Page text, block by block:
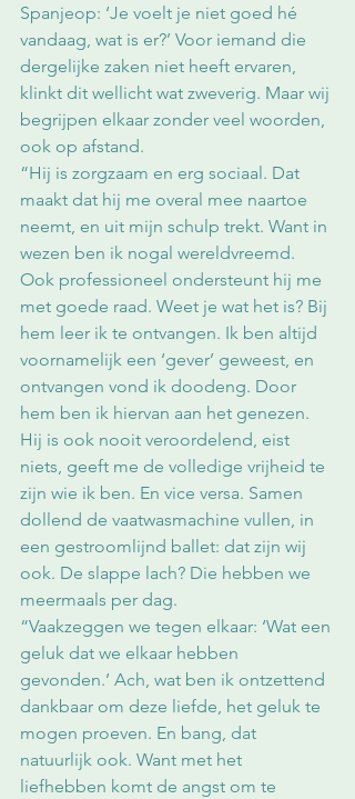
Spanjeop: ‘Je voelt je niet goed hé
vandaag, wat is er?’ Voor iemand die
dergelijke zaken niet heeft ervaren,
klinkt dit wellicht wat zweverig. Maar wij
begrijpen elkaar zonder veel woorden,
ook op afstand.
“Hij is zorgzaam en erg sociaal. Dat
maakt dat hij me overal mee naartoe
neemt, en uit mijn schulp trekt. Want in
wezen ben ik nogal wereldvreemd.
Ook professioneel ondersteunt hij me
met goede raad. Weet je wat het is? Bij
hem leer ik te ontvangen. Ik ben altijd
voornamelijk een ‘gever’ geweest, en
ontvangen vond ik doodeng. Door
hem ben ik hiervan aan het genezen.
Hij is ook nooit veroordelend, eist
niets, geeft me de volledige vrijheid te
zijn wie ik ben. En vice versa. Samen
dollend de vaatwasmachine vullen, in
een gestroomlijnd ballet: dat zijn wij
ook. De slappe lach? Die hebben we
meermaals per dag.
“Vaakzeggen we tegen elkaar: ‘Wat een
geluk dat we elkaar hebben
gevonden.’ Ach, wat ben ik ontzettend
dankbaar om deze liefde, het geluk te
mogen proeven. En bang, dat
natuurlijk ook. Want met het
liefhebben komt de angst om te